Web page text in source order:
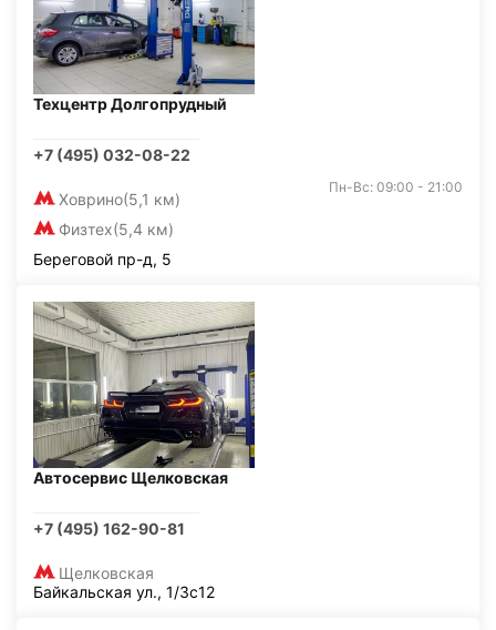
Техцентр Долгопрудный
+7 (495) 032-08-22
Ховрино(5,1 км)
Физтех(5,4 км)
Пн-Вс: 09:00 - 21:00
Береговой пр-д, 5
Автосервис Щелковская
+7 (495) 162-90-81
Щелковская
Байкальская ул., 1/3с12